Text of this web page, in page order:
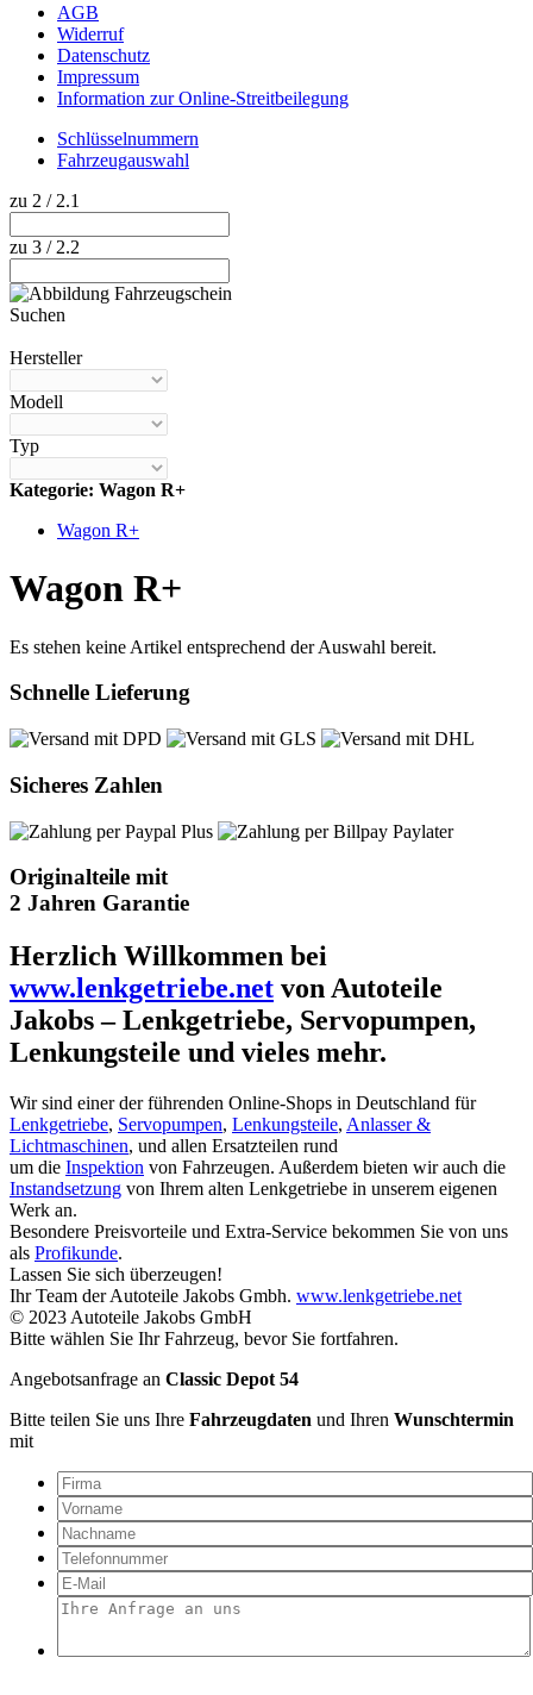
AGB
Widerruf
Datenschutz
Impressum
Information zur Online-Streitbeilegung
Schlüsselnummern
Fahrzeugauswahl
zu 2 / 2.1
zu 3 / 2.2
Suchen
Hersteller
Modell
Typ
Kategorie: Wagon R+
Wagon R+
Wagon R+
Es stehen keine Artikel entsprechend der Auswahl bereit.
Schnelle Lieferung
Sicheres Zahlen
Originalteile mit
2 Jahren Garantie
Herzlich Willkommen bei
www.lenkgetriebe.net von Autoteile
Jakobs – Lenkgetriebe, Servopumpen,
Lenkungsteile und vieles mehr.
Wir sind einer der führenden Online-Shops in Deutschland für
Lenkgetriebe, Servopumpen, Lenkungsteile, Anlasser &
Lichtmaschinen, und allen Ersatzteilen rund
um die Inspektion von Fahrzeugen. Außerdem bieten wir auch die
Instandsetzung von Ihrem alten Lenkgetriebe in unserem eigenen
Werk an.
Besondere Preisvorteile und Extra-Service bekommen Sie von uns
als Profikunde.
Lassen Sie sich überzeugen!
Ihr Team der Autoteile Jakobs Gmbh. www.lenkgetriebe.net
© 2023 Autoteile Jakobs GmbH
Bitte wählen Sie Ihr Fahrzeug, bevor Sie fortfahren.
Angebotsanfrage an Classic Depot 54
Bitte teilen Sie uns Ihre Fahrzeugdaten und Ihren Wunschtermin
mit